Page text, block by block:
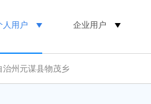
人用户 企业用户
治州元谋县物茂乡